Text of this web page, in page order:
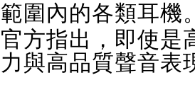
範圍內的各類耳機
官方指出，即使是
力與高品質聲音表